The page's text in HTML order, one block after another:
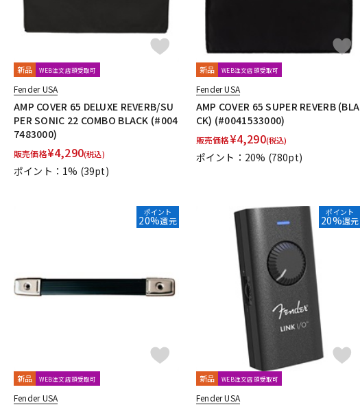
新品 WEB注文店頭受取可
Fender USA
AMP COVER 65 DELUXE REVERB/SU
PER SONIC 22 COMBO BLACK (#004
7483000)
販売価格¥4,290(税込)
ポイント：1% (39pt)
新品 WEB注文店頭受取可
Fender USA
AMP COVER 65 SUPER REVERB (BLA
CK) (#0041533000)
販売価格¥4,290(税込)
ポイント：20% (780pt)
ポイント
20%還元
新品 WEB注文店頭受取可
Fender USA
ポイント
20%還元
新品 WEB注文店頭受取可
Fender USA